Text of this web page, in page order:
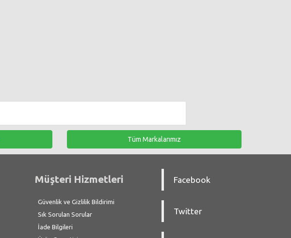
Tüm Markalarımız
Müşteri Hizmetleri
Güvenlik ve Gizlilik Bildirimi
Sık Sorulan Sorular
İade Bilgileri
Facebook
Twitter